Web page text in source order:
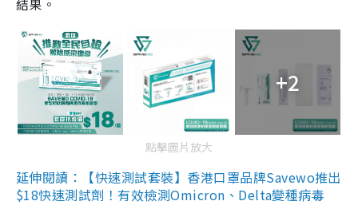
結果。
+2
點擊圖片放大
延伸閱讀：【快速測試套裝】香港口罩品牌Savewo推出
$18快速測試劑！有效檢測Omicron、Delta變種病毒